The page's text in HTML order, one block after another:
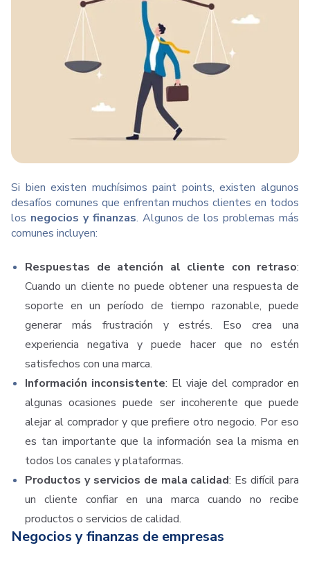
Si bien existen muchísimos paint points, existen algunos
desafíos comunes que enfrentan muchos clientes en todos
los negocios y finanzas. Algunos de los problemas más
comunes incluyen:
Respuestas de atención al cliente con retraso:
Cuando un cliente no puede obtener una respuesta de
soporte en un período de tiempo razonable, puede
generar más frustración y estrés. Eso crea una
experiencia negativa y puede hacer que no estén
satisfechos con una marca.
Información inconsistente: El viaje del comprador en
algunas ocasiones puede ser incoherente que puede
alejar al comprador y que prefiere otro negocio. Por eso
es tan importante que la información sea la misma en
todos los canales y plataformas.
Productos y servicios de mala calidad: Es difícil para
un cliente confiar en una marca cuando no recibe
productos o servicios de calidad.
Negocios y finanzas de empresas